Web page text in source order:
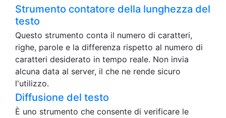
Strumento contatore della lunghezza del
testo
Questo strumento conta il numero di caratteri,
righe, parole e la differenza rispetto al numero di
caratteri desiderato in tempo reale. Non invia
alcuna data al server, il che ne rende sicuro
l'utilizzo.
Diffusione del testo
È uno strumento che consente di verificare le